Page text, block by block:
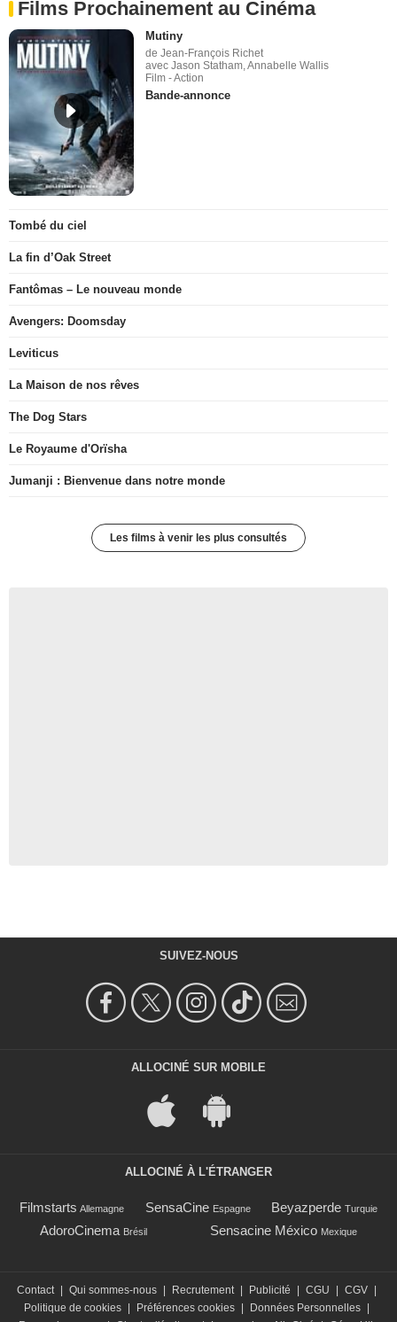
Films Prochainement au Cinéma
Mutiny
de Jean-François Richet
avec Jason Statham, Annabelle Wallis
Film - Action
Bande-annonce
Tombé du ciel
La fin d’Oak Street
Fantômas – Le nouveau monde
Avengers: Doomsday
Leviticus
La Maison de nos rêves
The Dog Stars
Le Royaume d'Orïsha
Jumanji : Bienvenue dans notre monde
Les films à venir les plus consultés
SUIVEZ-NOUS
ALLOCINÉ SUR MOBILE
ALLOCINÉ À L'ÉTRANGER
Filmstarts Allemagne SensaCine Espagne Beyazperde Turquie
AdoroCinema Brésil Sensacine México Mexique
Contact Qui sommes-nous Recrutement Publicité CGU CGV
Politique de cookies
Préférences cookies Données Personnelles